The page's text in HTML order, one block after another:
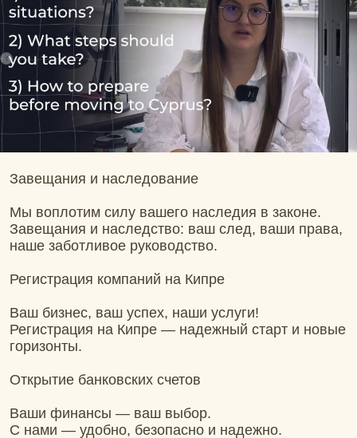
Завещания и наследование
Мы воплотим силу вашего наследия в законе.
Завещания и наследство: ваш след, ваши права,
наше заботливое руководство.
Регистрация компаний на Кипре
Ваш бизнес, ваш успех, наши услуги!
Регистрация на Кипре — надежный старт и новые
горизонты.
Открытие банковских счетов
Ваши финансы — ваш выбор.
С нами — удобно, безопасно и надежно.